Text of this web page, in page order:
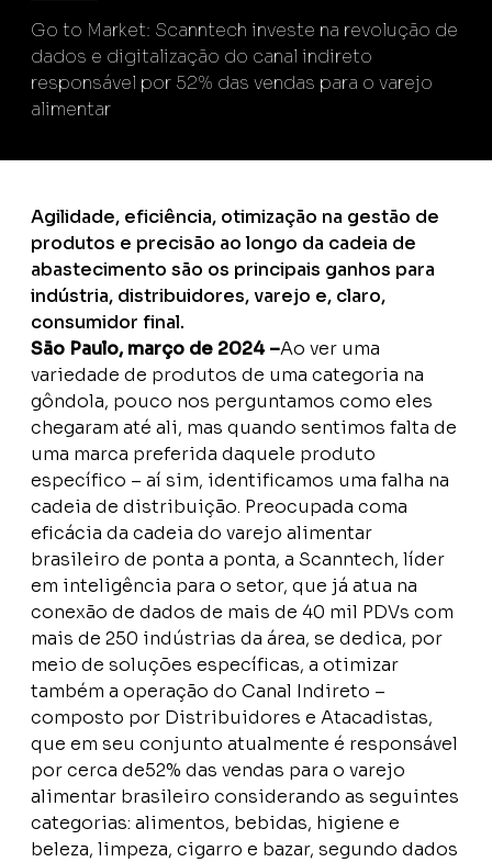
Go to Market: Scanntech investe na revolução de
dados e digitalização do canal indireto
responsável por 52% das vendas para o varejo
alimentar
Agilidade, eficiência, otimização na gestão de
produtos e precisão ao longo da cadeia de
abastecimento são os principais ganhos para
indústria, distribuidores, varejo e, claro,
consumidor final.
São Paulo, março de 2024 –Ao ver uma
variedade de produtos de uma categoria na
gôndola, pouco nos perguntamos como eles
chegaram até ali, mas quando sentimos falta de
uma marca preferida daquele produto
específico – aí sim, identificamos uma falha na
cadeia de distribuição. Preocupada coma
eficácia da cadeia do varejo alimentar
brasileiro de ponta a ponta, a Scanntech, líder
em inteligência para o setor, que já atua na
conexão de dados de mais de 40 mil PDVs com
mais de 250 indústrias da área, se dedica, por
meio de soluções específicas, a otimizar
também a operação do Canal Indireto –
composto por Distribuidores e Atacadistas,
que em seu conjunto atualmente é responsável
por cerca de52% das vendas para o varejo
alimentar brasileiro considerando as seguintes
categorias: alimentos, bebidas, higiene e
beleza, limpeza, cigarro e bazar, segundo dados